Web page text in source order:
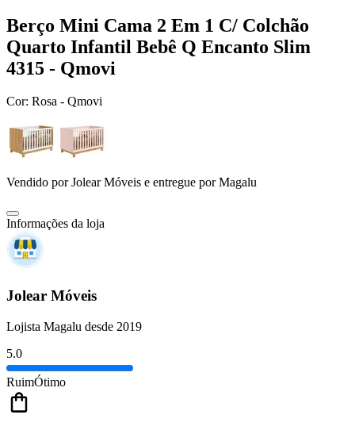
Berço Mini Cama 2 Em 1 C/ Colchão
Quarto Infantil Bebê Q Encanto Slim
4315 - Qmovi
Cor: Rosa - Qmovi
Vendido porJolear Móveis e entregue por Magalu
Informações da loja
Jolear Móveis
Lojista Magalu desde 2019
5.0
RuimÓtimo